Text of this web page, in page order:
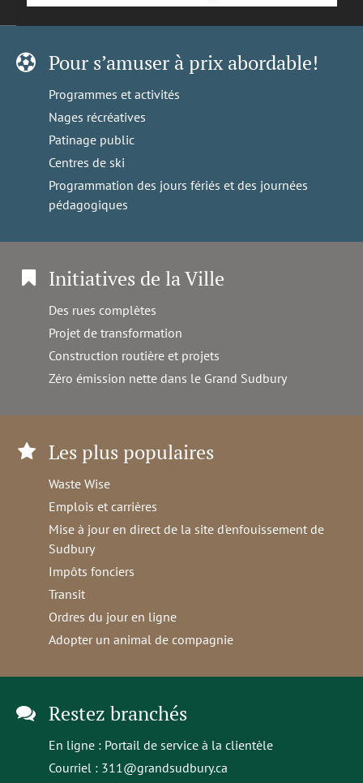
Pour s’amuser à prix abordable!
Programmes et activités
Nages récréatives
Patinage public
Centres de ski
Programmation des jours fériés et des journées
pédagogiques
Initiatives de la Ville
Des rues complètes
Projet de transformation
Construction routière et projets
Zéro émission nette dans le Grand Sudbury
Les plus populaires
Waste Wise
Emplois et carrières
Mise à jour en direct de la site d'enfouissement de
Sudbury
Impôts fonciers
Transit
Ordres du jour en ligne
Adopter un animal de compagnie
Restez branchés
En ligne : Portail de service à la clientèle
Courriel : 311@grandsudbury.ca